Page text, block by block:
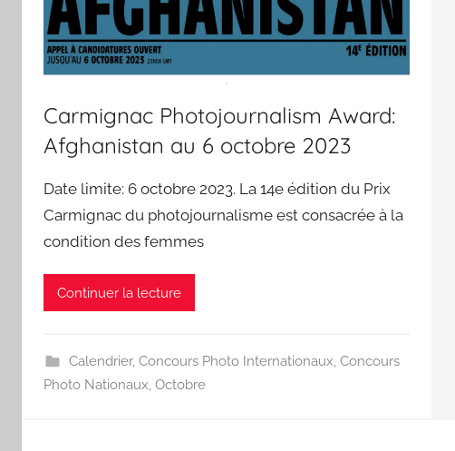
Carmignac Photojournalism Award:
Afghanistan au 6 octobre 2023
Date limite: 6 octobre 2023. La 14e édition du Prix
Carmignac du photojournalisme est consacrée à la
condition des femmes
Continuer la lecture
Calendrier, Concours Photo Internationaux, Concours
Photo Nationaux, Octobre